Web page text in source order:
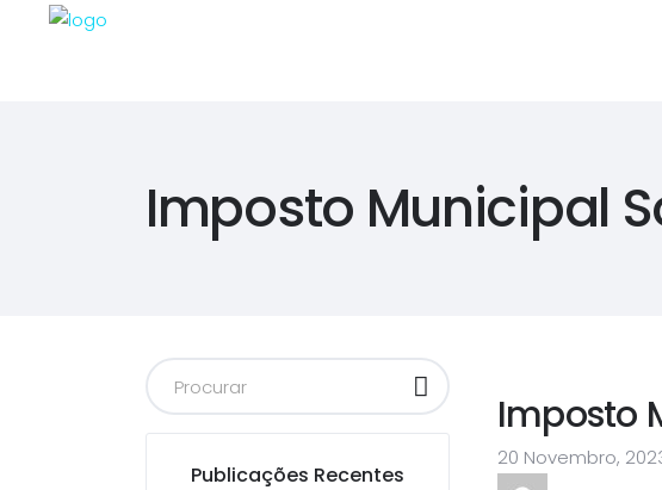
Imposto Municipal
Publicações Recentes
Imposto
20 Novembro,